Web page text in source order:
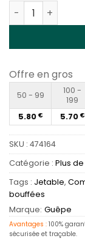
Quantité
Offre en gros
50 - 99
100 -
199
5.80 € 5.70 €
SKU : 474164
Catégorie : Plus
Tags : Jetable,
bouffées
Marque: Guêpe
Avantages : 100%
sécurisée et traçable.